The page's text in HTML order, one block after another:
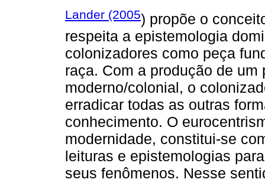
Lander (2005) propõe o
respeita a epistemologia
colonizadores como peça
raça. Com a produção de
moderno/colonial, o
erradicar todas as outras
conhecimento. O
modernidade, constitui-se
leituras e epistemologias
seus fenômenos. Nesse